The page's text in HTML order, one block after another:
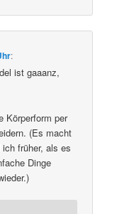
:
ist gaaanz,
Körperform per
(Es macht
früher, als es
Dinge